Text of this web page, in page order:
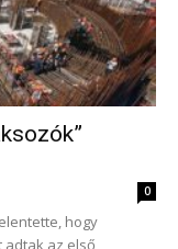
0
hogy
az első